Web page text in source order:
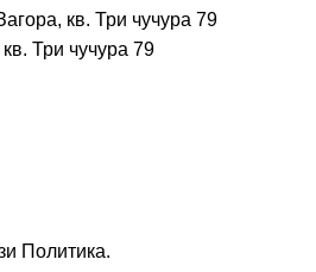
кв. Три чучура 79
Три чучура 79
Политика.